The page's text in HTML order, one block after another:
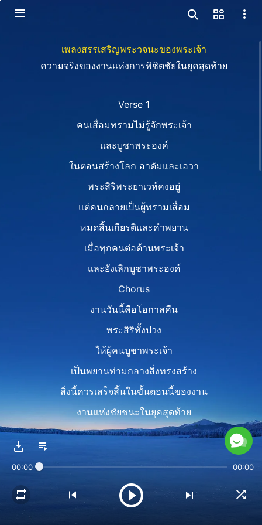
เพลงสรรเสริญพระวจนะของพระเจ้า
ความจริงของงานแห่งการพิชิตชัยในยุคสุดท้าย
Verse 1
คนเสื่อมทรามไม่รู้จักพระเจ้า
และบูชาพระองค์
ในตอนสร้างโลก อาดัมและเอวา
พระสิริพระยาเวห์คงอยู่
แต่คนกลายเป็นผู้ทรามเสื่อม
หมดสิ้นเกียรติและคำพยาน
เมื่อทุกคนต่อต้านพระเจ้า
และยังเลิกบูชาพระองค์
Chorus
งานวันนี้คือโอกาสคืน
พระสิริทั้งปวง
ให้ผู้คนบูชาพระเจ้า
เป็นพยานท่ามกลางสิ่งทรงสร้าง
สิ่งนี้ควรเสร็จสิ้นในขั้นตอนนี้ของงาน
งานแห่งชัยชนะในยุคสุดท้าย
Verse 2
ด้วยคำตัดสินและโทษทัณฑ์
00:00 00:00